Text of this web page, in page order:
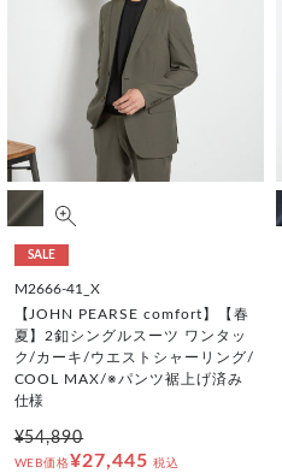
SALE
M2666-41_X
【JOHN PEARSE comfort】【春
夏】2釦シングルスーツ ワンタッ
ク/カーキ/ウエストシャーリング/
COOL MAX/※パンツ裾上げ済み
仕様
¥54,890
WEB価格¥27,445 税込